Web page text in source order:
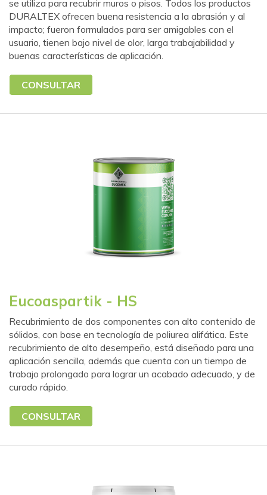
se utiliza para recubrir muros o pisos. Todos los productos
DURALTEX ofrecen buena resistencia a la abrasión y al
impacto; fueron formulados para ser amigables con el
usuario, tienen bajo nivel de olor, larga trabajabilidad y
buenas características de aplicación.
CONSULTAR
Eucoaspartik - HS
Recubrimiento de dos componentes con alto contenido de
sólidos, con base en tecnología de poliurea alifática. Este
recubrimiento de alto desempeño, está diseñado para una
aplicación sencilla, además que cuenta con un tiempo de
trabajo prolongado para lograr un acabado adecuado, y de
curado rápido.
CONSULTAR